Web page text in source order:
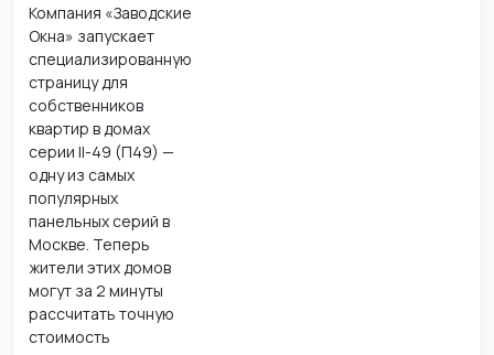
Компания «Заводские
Окна» запускает
специализированную
страницу для
собственников
квартир в домах
серии II-49 (П49) —
одну из самых
популярных
панельных серий в
Москве. Теперь
жители этих домов
могут за 2 минуты
рассчитать точную
стоимость